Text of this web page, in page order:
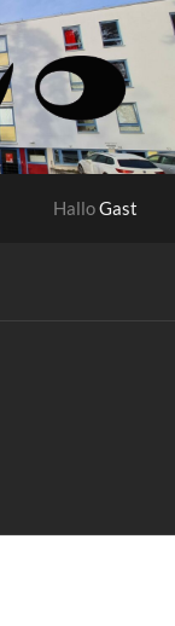
HalloGast